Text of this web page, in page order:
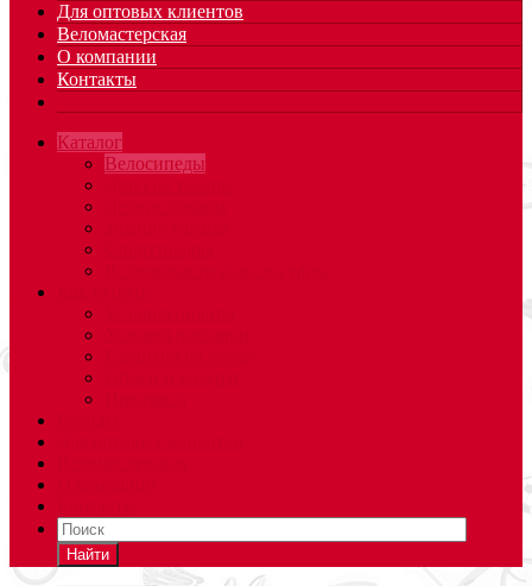
Для оптовых клиентов
Веломастерская
О компании
Контакты
Каталог
Велосипеды
Найти